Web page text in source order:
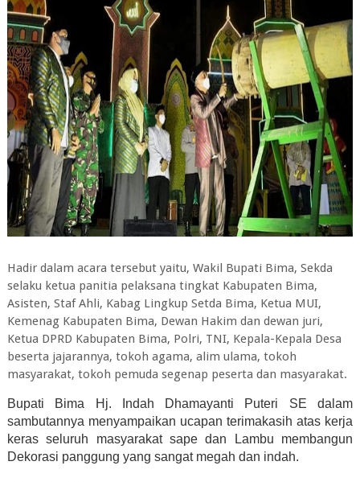
Hadir dalam acara tersebut yaitu, Wakil Bupati Bima, Sekda
selaku ketua panitia pelaksana tingkat Kabupaten Bima,
Asisten, Staf Ahli, Kabag Lingkup Setda Bima, Ketua MUI,
Kemenag Kabupaten Bima, Dewan Hakim dan dewan juri,
Ketua DPRD Kabupaten Bima, Polri, TNI, Kepala-Kepala Desa
beserta jajarannya, tokoh agama, alim ulama, tokoh
masyarakat, tokoh pemuda segenap peserta dan masyarakat.
Bupati Bima Hj. Indah Dhamayanti Puteri SE dalam
sambutannya menyampaikan ucapan terimakasih atas kerja
keras seluruh masyarakat sape dan Lambu membangun
Dekorasi panggung yang sangat megah dan indah.